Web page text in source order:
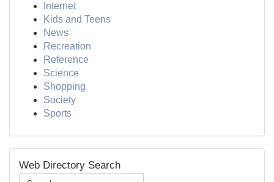
Internet
Kids and Teens
News
Recreation
Reference
Science
Shopping
Society
Sports
Web Directory Search